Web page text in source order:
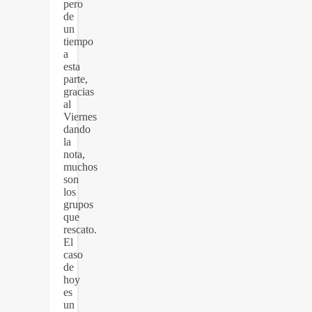
pero
de
un
tiempo
a
esta
parte,
gracias
al
Viernes
dando
la
nota,
muchos
son
los
grupos
que
rescato.
El
caso
de
hoy
es
un